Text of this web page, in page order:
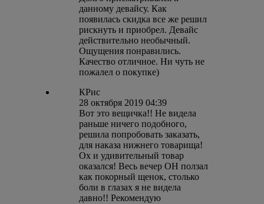
данному девайсу. Как
появилась скидка все же решил
рискнуть и приобрел. Девайс
действительно необычный.
Ощущения понравились.
Качество отличное. Ни чуть не
пожалел о покупке)
КРис
28 октября 2019 04:39
Вот это вещичка!! Не видела
раньше ничего подобного,
решила попробовать заказать,
для наказа нижнего товарища!
Ох и удивительный товар
оказался! Весь вечер ОН ползал
как покорный щенок, столько
боли в глазах я не видела
давно!! Рекомендую